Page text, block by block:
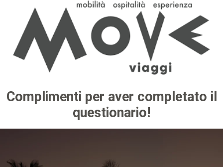
Complimenti per aver completato il
questionario!